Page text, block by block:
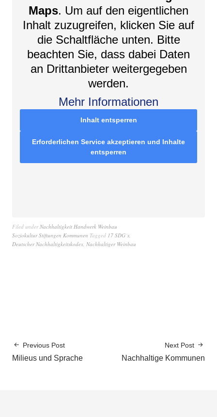
Maps. Um auf den eigentlichen
Inhalt zuzugreifen, klicken Sie auf
die Schaltfläche unten. Bitte
beachten Sie, dass dabei Daten
an Drittanbieter weitergegeben
werden.
Mehr Informationen
Inhalt entsperren
Erforderlichen Service akzeptieren und Inhalte
entsperren
Filed underNachhaltigkeit Handwerk Weinbau
Soziokultur Stiftungen Kommunen Tagged 17 SDG´s,
Deutscher Nachhaltigkeitskodex, Nachhaltiger Weinbau
Previous Post
Milieus und Sprache
Next Post
Nachhaltige Kommunen